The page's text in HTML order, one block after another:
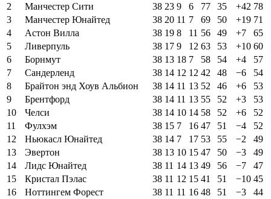
2
Манчестер Сити 38 23 9 6 77 35 +42 78
3
Манчестер Юнайтед 38 20 11 7 69 50 +19 71
4
Астон Вилла 38 19 8 11 56 49 +7
65
5
Ливерпуль 38 17 9 12 63 53 +10 60
6
Борнмут 38 13 18 7 58 54 +4
57
7
Сандерленд 38 14 12 12 42 48 −6
54
8
Брайтон энд Хоув Альбион 38 14 11 13 52 46 +6
53
9
Брентфорд 38 14 11 13 55 52 +3
53
10
Челси 38 14 10 14 58 52 +6
52
11
Фулхэм 38 15 7 16 47 51 −4
52
12
Ньюкасл Юнайтед 38 14 7 17 53 55 −2
49
13
Эвертон 38 13 10 15 47 50 −3
49
14
Лидс Юнайтед 38 11 14 13 49 56 −7
47
15
Кристал Пэлас 38 11 12 15 41 51 −10 45
16
Ноттингем Форест 38 11 11 16 48 51 −3
44